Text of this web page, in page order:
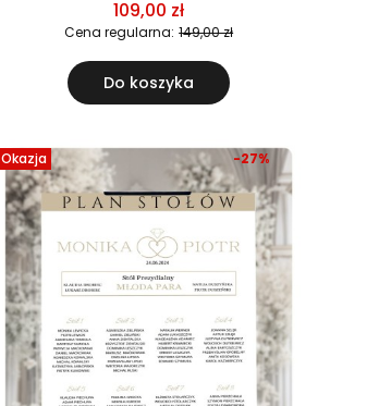
109,00 zł
Cena regularna: 149,00 zł
Do koszyka
Okazja -27%